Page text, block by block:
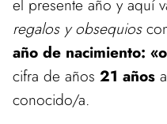
el presente año y aquí
regalos y obsequios
año de nacimiento:
cifra de años 21 años
conocido/a.